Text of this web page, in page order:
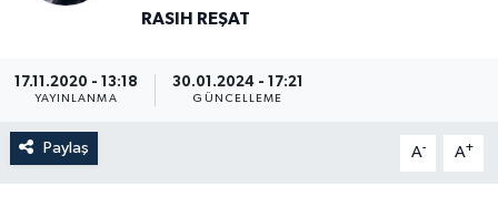
RASIH REŞAT
17.11.2020 - 13:18
YAYINLANMA
30.01.2024 - 17:21
GÜNCELLEME
Paylaş A- A+